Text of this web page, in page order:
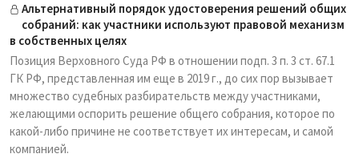
Альтернативный порядок удостоверения решений общих
собраний: как участники используют правовой механизм
в собственных целях
Позиция Верховного Суда РФ в отношении подп. 3 п. 3 ст. 67.1
ГК РФ, представленная им еще в 2019 г., до сих пор вызывает
множество судебных разбирательств между участниками,
желающими оспорить решение общего собрания, которое по
какой-либо причине не соответствует их интересам, и самой
компанией.